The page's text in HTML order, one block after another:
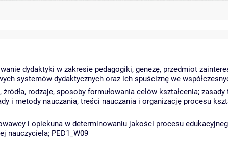
dydaktyki w zakresie pedagogiki, genezę, przedmiot
systemów dydaktycznych oraz ich spuściznę we
źródła, rodzaje, sposoby formułowania celów kształcenia;
i metody nauczania, treści nauczania i organizację procesu
i opiekuna w determinowaniu jakości procesu
nauczyciela; PED1_W09